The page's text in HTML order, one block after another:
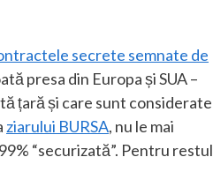
secrete semnate de
presa din Europa și SUA –
țară și care sunt considerate
ziarului BURSA, nu le mai
“securizată”. Pentru restul